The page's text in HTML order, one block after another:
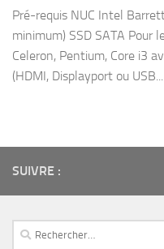
Pré-requis NUC Intel
minimum) SSD SATA Pour
Celeron, Pentium, Core i3
(HDMI, Displayport ou USB...
SUIVRE :
Rechercher :